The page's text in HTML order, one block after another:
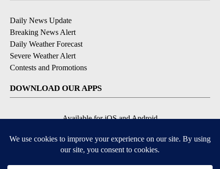
Daily News Update
Breaking News Alert
Daily Weather Forecast
Severe Weather Alert
Contests and Promotions
DOWNLOAD OUR APPS
Available for iOS and Android